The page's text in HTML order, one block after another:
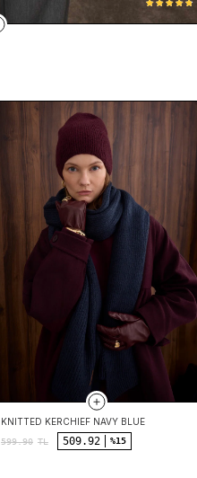
KNITTED KERCHIEF NAVY BLUE
599.90 TL 509.92 %15